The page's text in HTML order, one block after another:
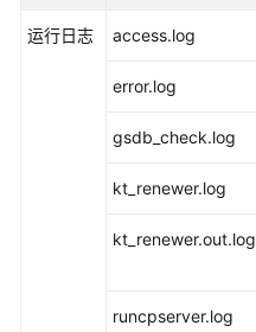
说
运行日志 access.log
error.log
gsdb_check.log
kt_renewer.log
kt_renewer.out.log
runcpserver.log